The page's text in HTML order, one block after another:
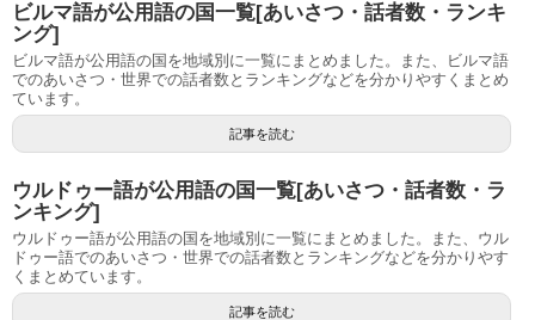
ビルマ語が公用語の国一覧[あいさつ・話者数・ランキ
ング]
ビルマ語が公用語の国を地域別に一覧にまとめました。また、ビルマ語
でのあいさつ・世界での話者数とランキングなどを分かりやすくまとめ
ています。
記事を読む
ウルドゥー語が公用語の国一覧[あいさつ・話者数・ラ
ンキング]
ウルドゥー語が公用語の国を地域別に一覧にまとめました。また、ウル
ドゥー語でのあいさつ・世界での話者数とランキングなどを分かりやす
くまとめています。
記事を読む